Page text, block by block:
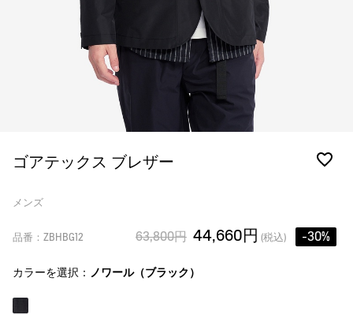
ゴアテックス ブレザー
メンズ
品番：ZBHBG12 63,800円 44,660円 (税込) -30%
カラーを選択： ノワール（ブラック）